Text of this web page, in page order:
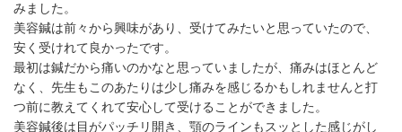
みました。
美容鍼は前々から興味があり、受けてみたいと思っていたので、
安く受けれて良かったです。
最初は鍼だから痛いのかなと思っていましたが、痛みはほとんど
なく、先生もこのあたりは少し痛みを感じるかもしれませんと打
つ前に教えてくれて安心して受けることができました。
美容鍼後は目がパッチリ開き、顎のラインもスッとした感じがし